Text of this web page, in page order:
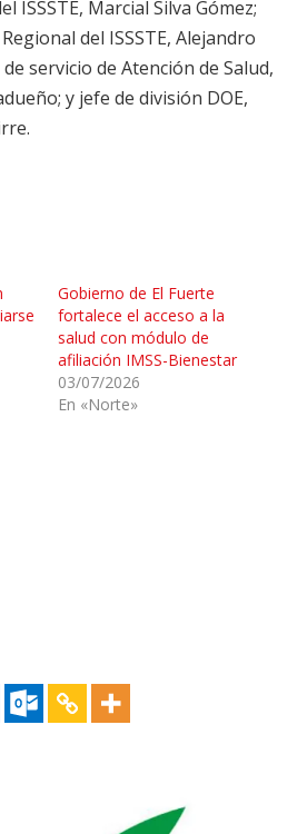
ISSSTE, Marcial Silva Gómez;
del ISSSTE, Alejandro
servicio de Atención de Salud,
y jefe de división DOE,
Gobierno de El Fuerte
fortalece el acceso a la
salud con módulo de
afiliación IMSS-Bienestar
03/07/2026
En «Norte»